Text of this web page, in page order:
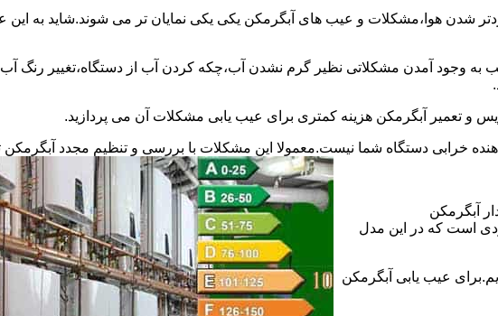
شدن هوا،مشکلات و عیب های آبگرمکن یکی یکی نمایان تر می شوند.شاید به
وجود آمدن مشکلاتی نظیر گرم نشدن آب،چکه کردن آب از دستگاه،تغییر رنگ
و تعمیر آبگرمکن هزینه کمتری برای عیب یابی مشکلات آن می پردازید.
خرابی دستگاه شما نیست.معمولا این مشکلات با بررسی و تنظیم مجدد
آبگرمکن
است که در این مدل
عیب یابی آبگرمکن